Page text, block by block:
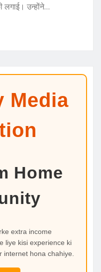
लगाई। उन्होंने…
Media
Home
extra income
liye kisi experience ki
hona chahiye.